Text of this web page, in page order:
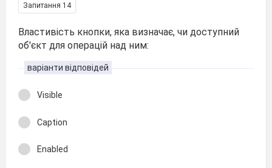
Запитання 14
Властивість кнопки, яка визначає, чи доступний
об'єкт для операцій над ним:
варіанти відповідей
Visible
Caption
Enabled